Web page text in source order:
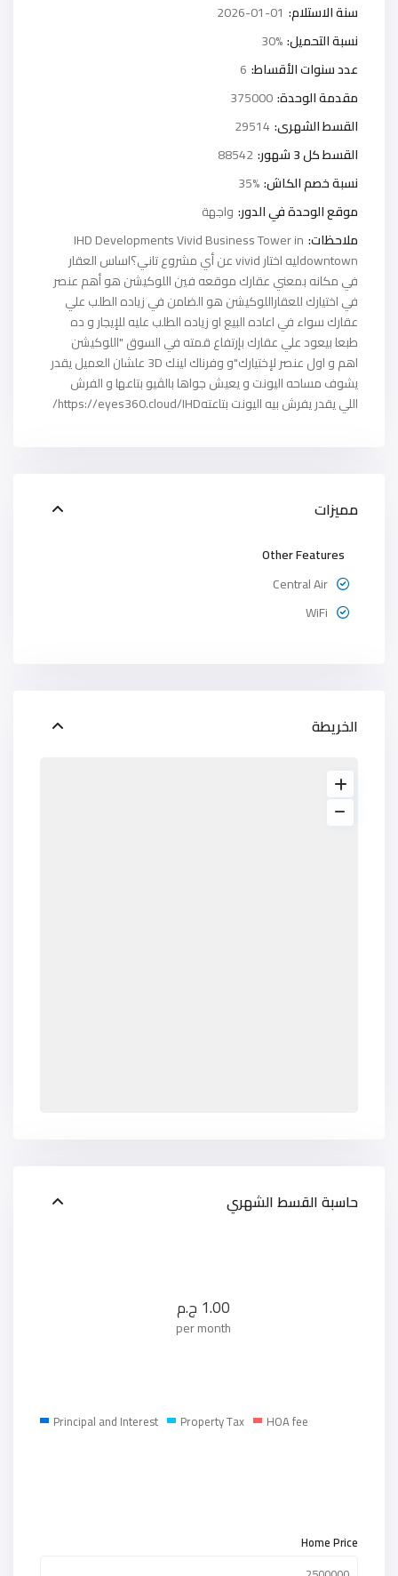
سنة الاستلام: 2026-01-01
نسبة التحميل:30%
عدد سنوات الأقساط: 6
مقدمة الوحدة:375000
القسط الشهرى: 29514
القسط كل 3 شهور:
88542
نسبة خصم الكاش:35%
موقع الوحدة في الدور: واجهة
ملاحظات: IHD Developments Vivid Business Tower in
downtownليه اختار vivid عن أي مشروع تاني؟اساس العقار
في مكانه بمعني عقارك موقعه فين اللوكيشن هو أهم عنصر
في اختيارك للعقاراللوكيشن هو الضامن في زياده الطلب علي
عقارك سواء في اعاده البيع او زياده الطلب عليه للإيجار و ده
طبعا بيعود علي عقارك بإرتفاع قمته في السوق "اللوكيشن
اهم و اول عنصر لإختيارك"و وفرناك لينك 3D علشان العميل يقدر
يشوف مساحه اليونت و يعيش جواها بالڤيو بتاعها و الفرش
اللي يقدر يفرش بيه اليونت بتاعتهhttps://eyes360.cloud/IHD/
مميزات
Other Features
Central Air
WiFi
الخريطة
حاسبة القسط الشهري
1.00 ج.م
per month
Principal and Interest Property Tax HOA fee
Home Price